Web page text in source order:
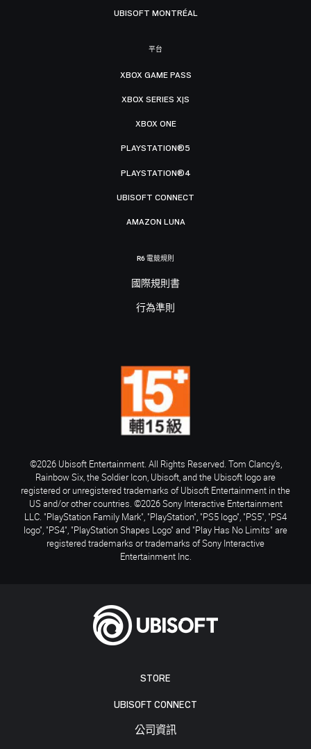
STORE
UBISOFT CONNECT
公司資訊
UBISOFT MONTRÉAL
平台
XBOX GAME PASS
XBOX SERIES X|S
XBOX ONE
PLAYSTATION®5
PLAYSTATION®4
UBISOFT CONNECT
AMAZON LUNA
R6 電競規則
國際規則書
行為準則
©2026 Ubisoft Entertainment. All Rights Reserved. Tom Clancy’s,
Rainbow Six, the Soldier Icon, Ubisoft, and the Ubisoft logo are
registered or unregistered trademarks of Ubisoft Entertainment in the
US and/or other countries. ©2026 Sony Interactive Entertainment
LLC. "PlayStation Family Mark", "PlayStation", "PS5 logo", "PS5", "PS4
logo", "PS4", "PlayStation Shapes Logo" and "Play Has No Limits" are
registered trademarks or trademarks of Sony Interactive
Entertainment Inc.